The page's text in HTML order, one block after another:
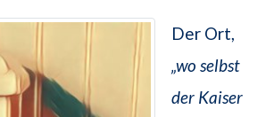
Der Ort,
„wo selbst
der Kaiser